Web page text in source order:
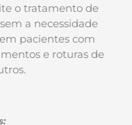
o tratamento de
a necessidade
pacientes com
e roturas de